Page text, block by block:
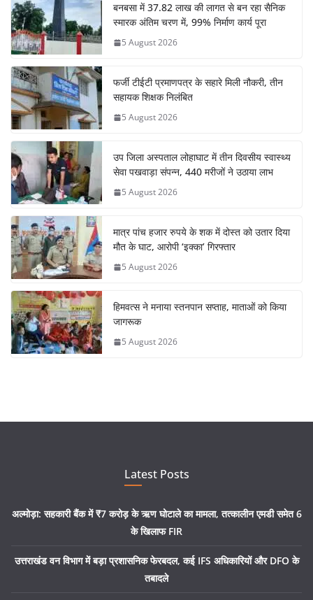
बनबसा में 37.82 लाख की लागत से बन रहा सैनिक
स्मारक अंतिम चरण में, 99% निर्माण कार्य पूरा
5 August 2026
फर्जी टीईटी प्रमाणपत्र के सहारे मिली नौकरी, तीन
सहायक शिक्षक निलंबित
5 August 2026
उप जिला अस्पताल लोहाघाट में तीन दिवसीय स्वास्थ्य
सेवा पखवाड़ा संपन्न, 440 मरीजों ने उठाया लाभ
5 August 2026
मात्र पांच हजार रुपये के शक में दोस्त को उतार दिया
मौत के घाट, आरोपी ‘इक्का’ गिरफ्तार
5 August 2026
हिमवत्स ने मनाया स्तनपान सप्ताह, माताओं को किया
जागरूक
5 August 2026
Latest Posts
अल्मोड़ा: सहकारी बैंक में ₹7 करोड़ के ऋण घोटाले का मामला, तत्कालीन एमडी समेत 6
के खिलाफ FIR
उत्तराखंड वन विभाग में बड़ा प्रशासनिक फेरबदल, कई IFS अधिकारियों और DFO के
तबादले